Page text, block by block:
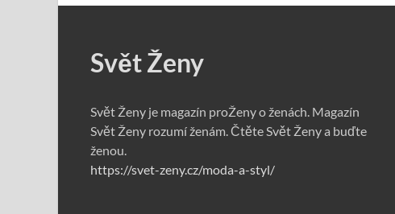
Svět Ženy
Svět Ženy je magazín proŽeny o ženách. Magazín
Svět Ženy rozumí ženám. Čtěte Svět Ženy a buďte
ženou.
https://svet-zeny.cz/moda-a-styl/